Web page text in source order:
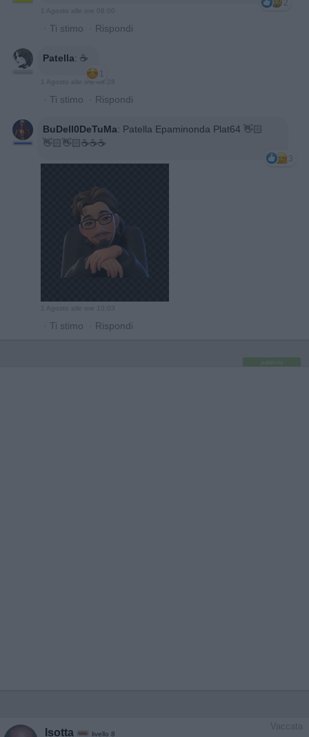
2
1 Agosto alle ore 08:00
· Ti stimo · Rispondi
Patella: ☕️
1
1 Agosto alle ore 08:28
· Ti stimo · Rispondi
BuDell0DeTuMa: Patella Epaminonda Plat64 👋🏻
👋🏻👋🏻☕☕☕
3
1 Agosto alle ore 10:03
· Ti stimo · Rispondi
pubblicità
Vaccata
Isotta livello 8